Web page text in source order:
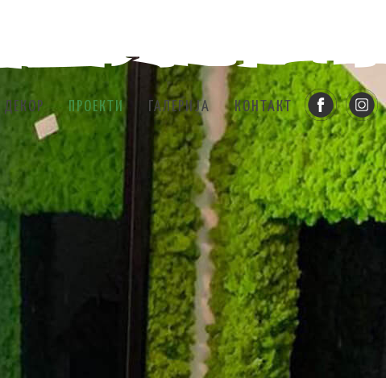
ДЕКОР ПРОЕКТИ ГАЛЕРИЈА КОНТАКТ